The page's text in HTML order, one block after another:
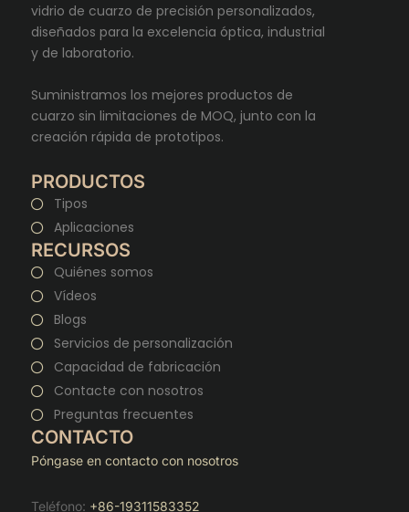
vidrio de cuarzo de precisión personalizados,
diseñados para la excelencia óptica, industrial
y de laboratorio.
Suministramos los mejores productos de
cuarzo sin limitaciones de MOQ, junto con la
creación rápida de prototipos.
PRODUCTOS
Tipos
Aplicaciones
RECURSOS
Quiénes somos
Vídeos
Blogs
Servicios de personalización
Capacidad de fabricación
Contacte con nosotros
Preguntas frecuentes
CONTACTO
Póngase en contacto con nosotros
Teléfono: +86-19311583352